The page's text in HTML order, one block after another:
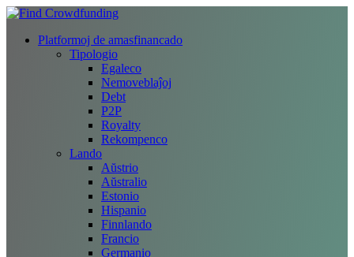
Platformoj de amasfinancado
Tipologio
Egaleco
Nemoveblaĵoj
Debt
P2P
Royalty
Rekompenco
Lando
Aŭstrio
Aŭstralio
Estonio
Hispanio
Finnlando
Francio
Germanio